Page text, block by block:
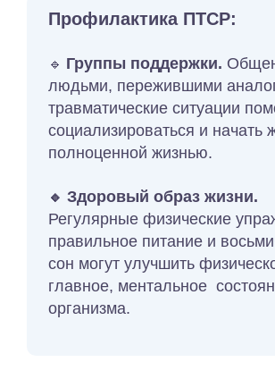
Профилактика ПТСР:
🔹 Группы поддержки.
людьми, пережившими
травматические ситуации
социализироваться и начать
полноценной жизнью.
🔹 Здоровый образ жизни.
Регулярные физические
правильное питание и
сон могут улучшить
главное, ментальное
организма.